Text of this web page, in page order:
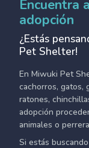
Encuentra
adopción
¿Estás
Pet Shelter!
En Miwuki Pet
cachorros, gatos,
ratones,
adopción
animales o
Si estás